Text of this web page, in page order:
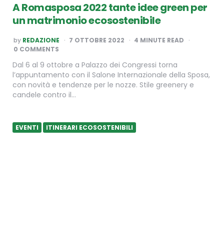
A Romasposa 2022 tante idee green per
un matrimonio ecosostenibile
POSTED
BY
by REDAZIONE 7 OTTOBRE 2022 4 MINUTE READ
0 COMMENTS
Dal 6 al 9 ottobre a Palazzo dei Congressi torna
l’appuntamento con il Salone Internazionale della Sposa,
con novità e tendenze per le nozze. Stile greenery e
candele contro il…
EVENTI ITINERARI ECOSOSTENIBILI